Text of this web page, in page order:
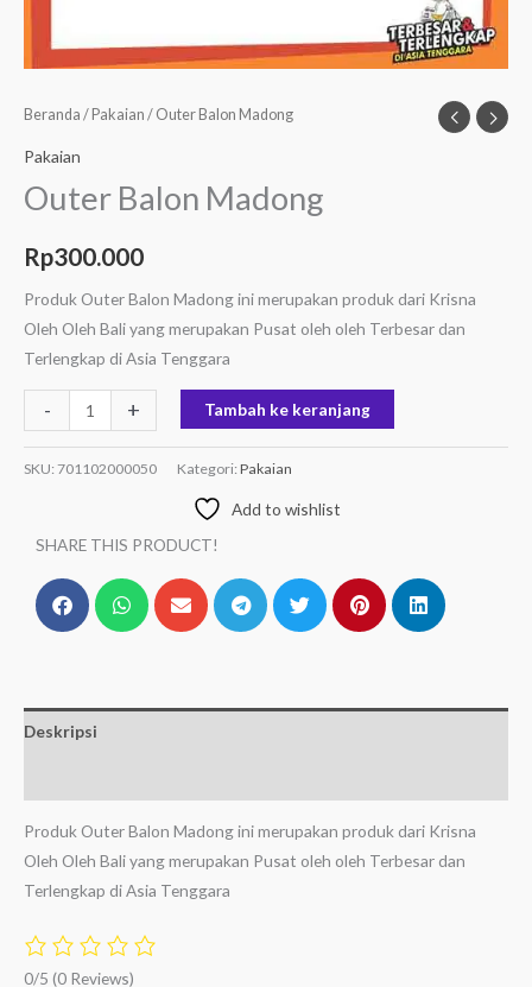
Beranda / Pakaian / Outer Balon Madong
Pakaian
Outer Balon Madong
Rp300.000
Produk Outer Balon Madong ini merupakan produk dari Krisna
Oleh Oleh Bali yang merupakan Pusat oleh oleh Terbesar dan
Terlengkap di Asia Tenggara
- + Tambah ke keranjang
SKU: 701102000050 Kategori: Pakaian
Add to wishlist
SHARE THIS PRODUCT!
Deskripsi
Produk Outer Balon Madong ini merupakan produk dari Krisna
Oleh Oleh Bali yang merupakan Pusat oleh oleh Terbesar dan
Terlengkap di Asia Tenggara
0/5 (0 Reviews)